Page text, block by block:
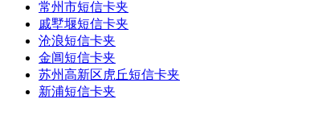
常州市短信卡夹
戚墅堰短信卡夹
沧浪短信卡夹
金阊短信卡夹
苏州高新区虎丘短信卡夹
新浦短信卡夹